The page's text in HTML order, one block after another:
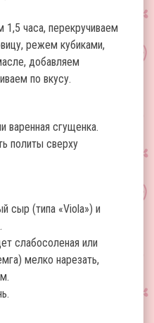
1,5 часа, перекручиваем
режем кубиками,
добавляем
по вкусу.
варенная сгущенка.
политы сверху
сыр (типа «Viola») и
слабосоленая или
мелко нарезать,